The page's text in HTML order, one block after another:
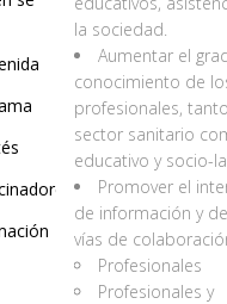
la sociedad.
Aumentar el
conocimiento de
profesionales,
sector sanitario
educativo y socio-
Promover el
de información y
vías de
Profesionales
Profesionales y